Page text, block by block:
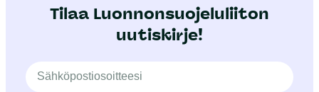
Tilaa Luonnonsuojeluliiton
uutiskirje!